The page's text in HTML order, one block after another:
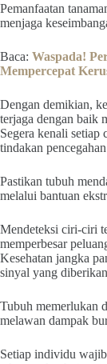
Pemanfaatan
menjaga
Baca: Waspada!
Mempercepat
Dengan demikian,
terjaga dengan baik
Segera kenali
tindakan
Pastikan tubuh
melalui bantuan
Mendeteksi ciri-ciri
memperbesar
Kesehatan jangka
sinyal yang
Tubuh memerlukan
melawan dampak
Setiap individu